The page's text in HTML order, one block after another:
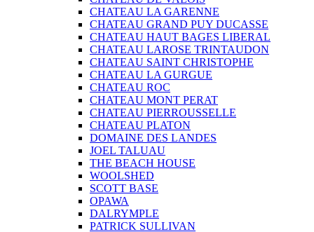
CHATEAU LA GARENNE
CHATEAU GRAND PUY DUCASSE
CHATEAU HAUT BAGES LIBERAL
CHATEAU LAROSE TRINTAUDON
CHATEAU SAINT CHRISTOPHE
CHATEAU LA GURGUE
CHATEAU ROC
CHATEAU MONT PERAT
CHATEAU PIERROUSSELLE
CHATEAU PLATON
DOMAINE DES LANDES
JOEL TALUAU
THE BEACH HOUSE
WOOLSHED
SCOTT BASE
OPAWA
DALRYMPLE
PATRICK SULLIVAN